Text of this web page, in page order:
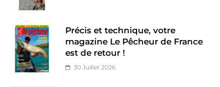
Précis et technique, votre
magazine Le Pêcheur de France
est de retour !
30 Juillet 2026